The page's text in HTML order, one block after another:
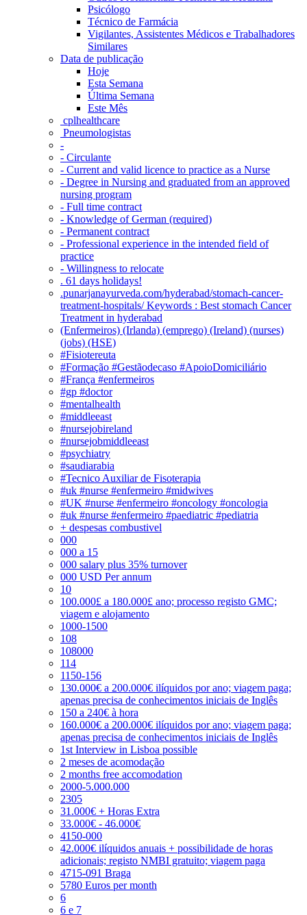
Psicólogo
Técnico de Farmácia
Vigilantes, Assistentes Médicos e Trabalhadores
Similares
Data de publicação
Hoje
Esta Semana
Última Semana
Este Mês
‎ cplhealthcare‬
Pneumologistas
-
- Circulante
- Current and valid licence to practice as a Nurse
- Degree in Nursing and graduated from an approved
nursing program
- Full time contract
- Knowledge of German (required)
- Permanent contract
- Professional experience in the intended field of
practice
- Willingness to relocate
. 61 days holidays!
.punarjanayurveda.com/hyderabad/stomach-cancer-
treatment-hospitals/ Keywords : Best stomach Cancer
Treatment in hyderabad
(Enfermeiros) (Irlanda) (emprego) (Ireland) (nurses)
(jobs) (HSE)
#Fisiotereuta
#Formação #Gestãodecaso #ApoioDomiciliário
#França #enfermeiros
#gp #doctor
#mentalhealth
#middleeast
#nursejobireland
#nursejobmiddleeast
#psychiatry
#saudiarabia
#Tecnico Auxiliar de Fisoterapia
#uk #nurse #enfermeiro #midwives
#UK #nurse #enfermeiro #oncology #oncologia
#uk #nurse #enfermeiro #paediatric #pediatria
+ despesas combustivel
000
000 a 15
000 salary plus 35% turnover
000 USD Per annum
10
100.000£ a 180.000£ ano; processo registo GMC;
viagem e alojamento
1000-1500
108
108000
114
1150-156
130.000€ a 200.000€ ilíquidos por ano; viagem paga;
apenas precisa de conhecimentos iniciais de Inglês
150 a 240€ à hora
160.000€ a 200.000€ ilíquidos por ano; viagem paga;
apenas precisa de conhecimentos iniciais de Inglês
1st Interview in Lisboa possible
2 meses de acomodação
2 months free accomodation
2000-5.000.000
2305
31.000€ + Horas Extra
33.000€ - 46.000€
4150-000
42.000€ ilíquidos anuais + possibilidade de horas
adicionais; registo NMBI gratuito; viagem paga
4715-091 Braga
5780 Euros per month
6
6 e 7